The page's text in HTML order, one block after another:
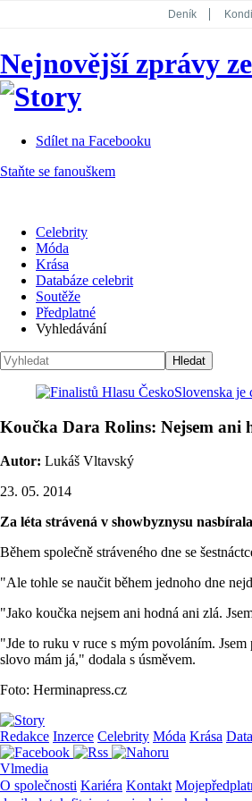
Deník
Koktejl
Nejnovější zprávy
Sdílet na Facebooku
Staňte se fanouškem
Celebrity
Móda
Krása
Databáze celebrit
Soutěže
Předplatné
Vyhledávání
Koučka Dara Rolins: Nejsem ani
Autor: Lukáš Vltavský
23. 05. 2014
Za léta strávená v showbyznysu
Během společně stráveného dne se
"Ale tohle se naučit během jednoho dne
"Jako koučka nejsem ani hodná ani zlá.
"Jde to ruku v ruce s mým povoláním.
slovo mám já," dodala s úsměvem.
Foto: Herminapress.cz
Redakce Inzerce Celebrity Móda Krása
Vlmedia
O společnosti Kariéra Kontakt